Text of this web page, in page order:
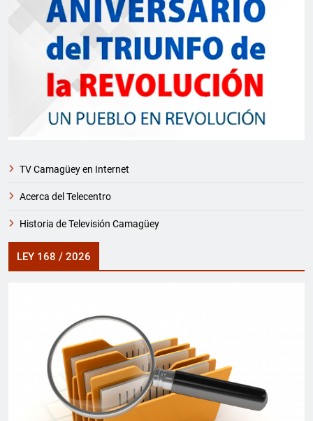
TV Camagüey en Internet
Acerca del Telecentro
Historia de Televisión Camagüey
LEY 168 / 2026